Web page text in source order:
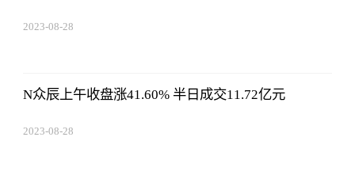
2023-08-28
N众辰上午收盘涨41.60% 半日成交11.72亿元
2023-08-28